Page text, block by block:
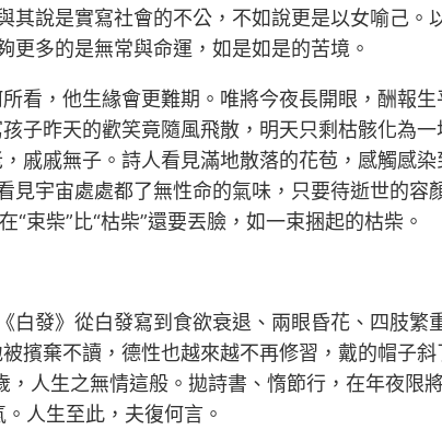
說是實寫社會的不公，不如說更是以女喻己。
多的是無常與命運，如是如是的苦境。
看，他生緣會更難期。唯將今夜長開眼，酬報生
子昨天的歡笑竟隨風飛散，明天只剩枯骸化為
戚戚無子。詩人看見滿地散落的花苞，感觸感染
宇宙處處都了無性命的氣味，只要待逝世的容
束柴”比“枯柴”還要丟臉，如一束捆起的枯柴。
發》從白發寫到食欲衰退、兩眼昏花、四肢繁
擯棄不讀，德性也越來越不再修習，戴的帽子斜
人生之無情這般。拋詩書、惰節行，在年夜限
人生至此，夫復何言。